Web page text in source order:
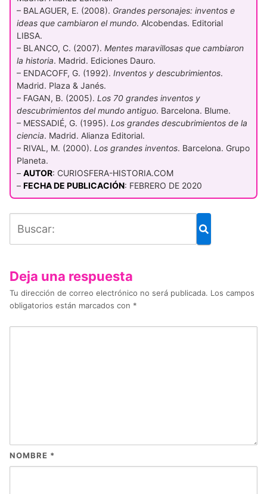
– BALAGUER, E. (2008). Grandes personajes: inventos e
ideas que cambiaron el mundo. Alcobendas. Editorial
LIBSA.
– BLANCO, C. (2007). Mentes maravillosas que cambiaron
la historia. Madrid. Ediciones Dauro.
– ENDACOFF, G. (1992). Inventos y descubrimientos.
Madrid. Plaza & Janés.
– FAGAN, B. (2005). Los 70 grandes inventos y
descubrimientos del mundo antiguo. Barcelona. Blume.
– MESSADIÉ, G. (1995). Los grandes descubrimientos de la
ciencia. Madrid. Alianza Editorial.
– RIVAL, M. (2000). Los grandes inventos. Barcelona. Grupo
Planeta.
– AUTOR: CURIOSFERA-HISTORIA.COM
– FECHA DE PUBLICACIÓN: FEBRERO DE 2020
Deja una respuesta
Tu dirección de correo electrónico no será publicada. Los campos
obligatorios están marcados con *
NOMBRE *